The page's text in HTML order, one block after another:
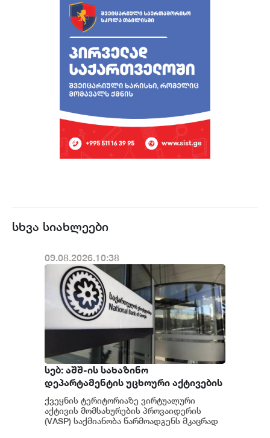
სხვა სიახლეები
09.08.2026.10:38
სებ: აშშ-ის სახაზინო
დეპარტამენტის უცხოური აქტივების
კონტროლის ოფისის (OFAC) მიერ
სანქცირებული პირი არ
წარმოადგენს საქართველოს
ქვეყნის ტერიტორიაზე ვირტუალური
აქტივის მომსახურების პროვაიდერის
(VASP) საქმიანობა წარმოადგენს მკაცრად